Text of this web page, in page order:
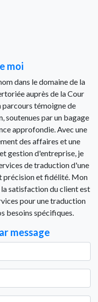
moi
dans le domaine de la
auprès de la Cour
témoigne de
soutenues par un bagage
approfondie. Avec une
des affaires et une
gestion d'entreprise, je
de traduction d'une
précision et fidélité. Mon
satisfaction du client est
pour une traduction
besoins spécifiques.
message